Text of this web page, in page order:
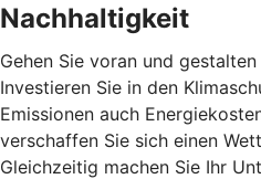
Nachhaltigkeit
Gehen Sie voran und
Investieren Sie in den
Emissionen auch
verschaffen Sie sich einen
Gleichzeitig machen Sie Ihr